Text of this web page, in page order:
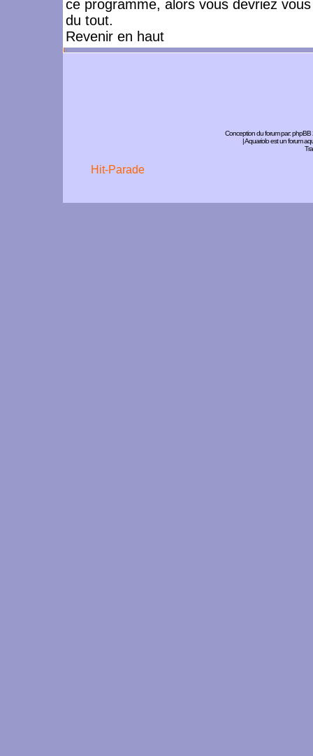
ce programme, alors vous devriez
du tout.
Revenir en haut
Conception du forum par:phpBB
| Aquariolo est un forum